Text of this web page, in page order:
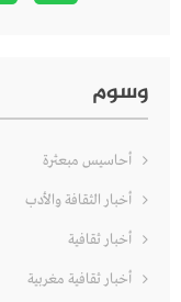
وسوم
أحاسيس مبعثرة
أخبار الثقافة والأدب
أخبار ثقافية
أخبار ثقافية مغربية